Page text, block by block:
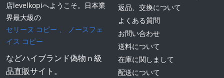
店levelkopiへようこそ。日本業
界最大級の
セリーヌ コピー 、
ノースフェ
イス コピー
などハイブランド偽物ｎ級
品直販サイト。
返品、交換について
よくある質問
お問い合わせ
送料について
在庫に関しまして
配送について